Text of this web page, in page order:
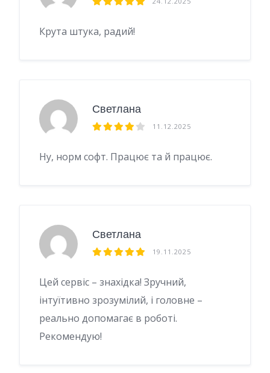
Крута штука, радий!
Светлана
11.12.2025
Ну, норм софт. Працює та й працює.
Светлана
19.11.2025
Цей сервіс – знахідка! Зручний,
інтуїтивно зрозумілий, і головне –
реально допомагає в роботі.
Рекомендую!